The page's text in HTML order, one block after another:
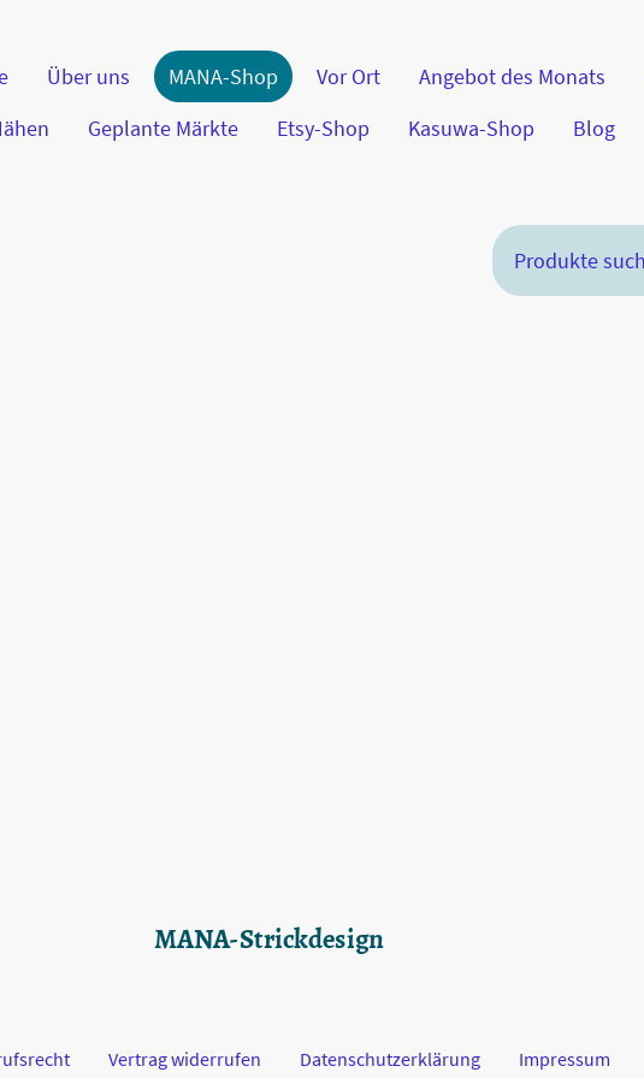
Über uns MANA-Shop Vor Ort Angebot des Monats
Geplante Märkte Etsy-Shop Kasuwa-Shop Blog
MANA-Strickdesign
Vertrag widerrufen Datenschutzerklärung Impressum